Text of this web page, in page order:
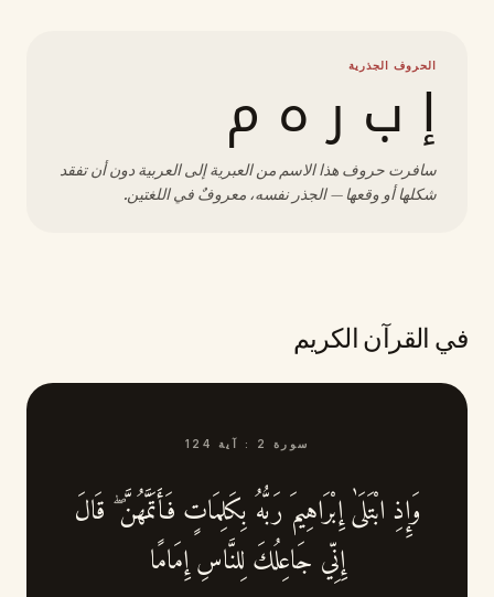
الحروف الجذرية
إ ب ر ه م
سافرت حروف هذا الاسم من العبرية إلى العربية دون أن تفقد
شكلها أو وقعها — الجذر نفسه، معروفٌ في اللغتين.
في القرآن الكريم
سورة 2
: آية 124
وَإِذِ ابْتَلَىٰ إِبْرَاهِيمَ رَبُّهُ بِكَلِمَاتٍ فَأَتَمَّهُنَّ ۖ قَالَ
إِنِّي جَاعِلُكَ لِلنَّاسِ إِمَامًا